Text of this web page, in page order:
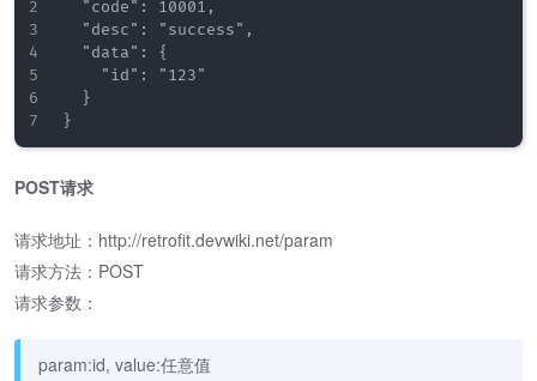
  "code": 10001,
  "desc": "success",
  "data": {
    "id": "123"
  }
POST请求
请求地址：http://retrofit.devwiki.net/param
请求方法：POST
请求参数：
param:id, value:任意值